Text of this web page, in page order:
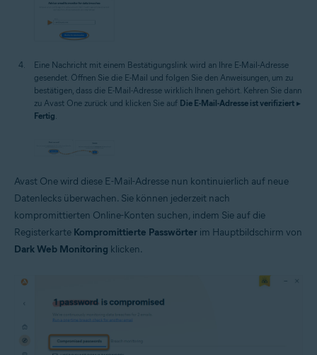
Eine Nachricht mit einem Bestätigungslink wird an Ihre E-Mail-Adresse
gesendet. Öffnen Sie die E-Mail und folgen Sie den Anweisungen, um zu
bestätigen, dass die E-Mail-Adresse wirklich Ihnen gehört. Kehren Sie dann
zu Avast One zurück und klicken Sie auf Die E-Mail-Adresse ist verifiziert ▸
Fertig
Avast One wird diese E-Mail-Adresse nun kontinuierlich auf neue
Datenlecks überwachen. Sie können jederzeit nach
kompromittierten Online-Konten suchen, indem Sie auf die
Registerkarte Kompromittierte Passwörter im Hauptbildschirm von
Dark Web Monitoring klicken.